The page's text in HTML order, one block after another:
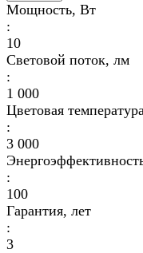
Мощность, Вт
:
10
Световой поток, лм
:
1 000
Цветовая
:
3 000
:
100
Гарантия, лет
:
3